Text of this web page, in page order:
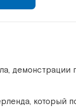
который